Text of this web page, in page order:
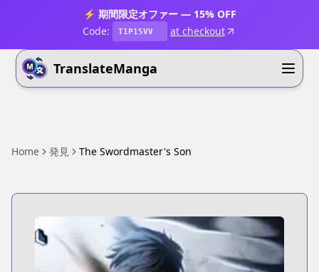
⚡ 期間限定オファー — 15% OFF
Code:
T1P15VV at checkout
TranslateManga
Home 発見 The Swordmaster's Son